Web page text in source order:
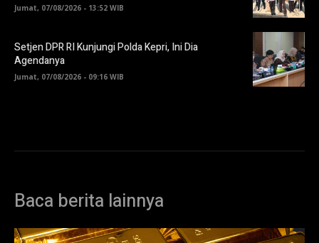
Jumat, 07/08/2026 - 13:52 WIB
Setjen DPR RI Kunjungi Polda Kepri, Ini Dia
Agendanya
Jumat, 07/08/2026 - 09:16 WIB
Baca berita lainnya